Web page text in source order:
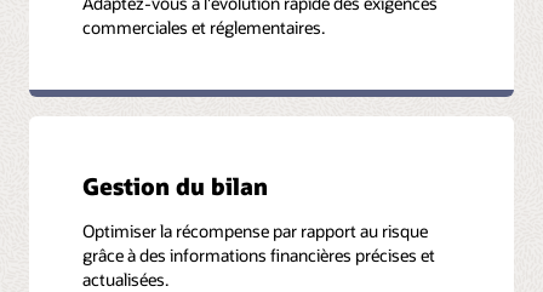
Rejoignez les esprits les plus brillants du secteur en matière
rentable pour les banques et les assureurs à l'aulne des
nouvelles avancées en science et technologie des données.
commerciales et réglementaires.
Gestion du bilan
Optimiser la récompense par rapport au risque
grâce à des informations financières précises et
actualisées.